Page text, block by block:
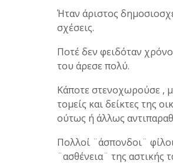
Ήταν άριστος
σχέσεις.
Ποτέ δεν φειδόταν
του άρεσε πολύ.
Κάποτε στενοχωρούσε ,
τομείς και δείκτες της
ούτως ή άλλως
Πολλοί ¨άσπονδοι¨
¨ασθένεια¨ της αστικής